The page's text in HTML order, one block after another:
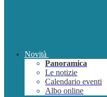
Novità
Panoramica
Le notizie
Calendario eventi
Albo online